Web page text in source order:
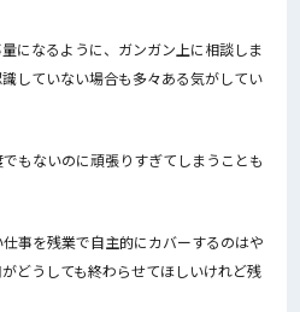
になるように、ガンガン上に相談しま
していない場合も多々ある気がしてい
もないのに頑張りすぎてしまうことも
事を残業で自主的にカバーするのはや
どうしても終わらせてほしいけれど残